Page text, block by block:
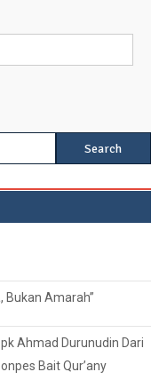
Search
for:
Bukan Amarah”
Ahmad Durunudin Dari
Bait Qur’any